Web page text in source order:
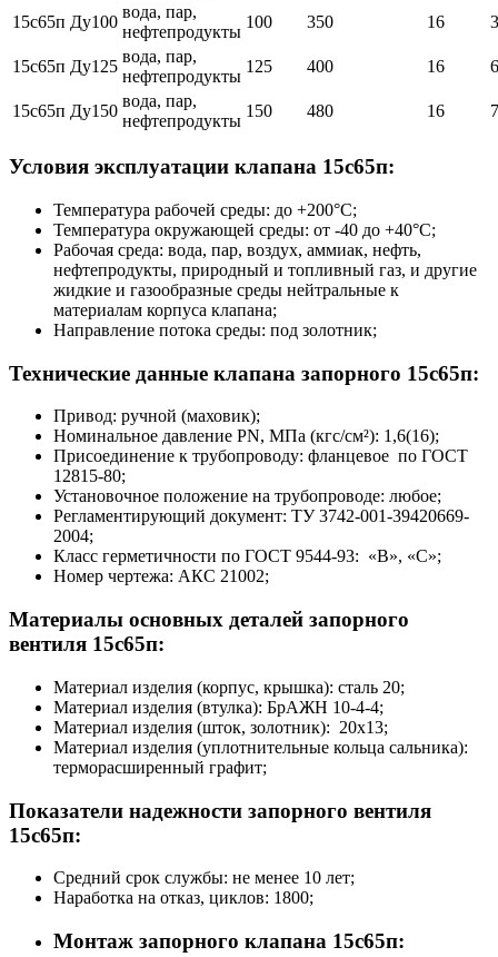
15с65п Ду100
вода, пар,
нефтепродукты
100 350 16
15с65п Ду125
вода, пар,
нефтепродукты
125 400 16
15с65п Ду150
вода, пар,
нефтепродукты
150 480 16
Условия эксплуатации клапана 15с65п:
Температура рабочей среды: до +200°С;
Температура окружающей среды: от -40 до +40°С;
Рабочая среда: вода, пар, воздух, аммиак, нефть,
нефтепродукты, природный и топливный газ, и другие
жидкие и газообразные среды нейтральные к
материалам корпуса клапана;
Направление потока среды: под золотник;
Технические данные клапана запорного 15с65п:
Привод: ручной (маховик);
Номинальное давление PN, МПа (кгс/см²): 1,6(16);
Присоединение к трубопроводу: фланцевое по ГОСТ
12815-80;
Установочное положение на трубопроводе: любое;
Регламентирующий документ: ТУ 3742-001-39420669-
2004;
Класс герметичности по ГОСТ 9544-93: «В», «С»;
Номер чертежа: АКС 21002;
Материалы основных деталей запорного
вентиля 15с65п:
Материал изделия (корпус, крышка): сталь 20;
Материал изделия (втулка): БрАЖН 10-4-4;
Материал изделия (шток, золотник): 20х13;
Материал изделия (уплотнительные кольца сальника):
терморасширенный графит;
Показатели надежности запорного вентиля
15с65п:
Средний срок службы: не менее 10 лет;
Наработка на отказ, циклов: 1800;
Монтаж запорного клапана 15с65п: